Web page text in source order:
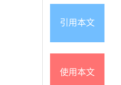
引用本文
使用本文